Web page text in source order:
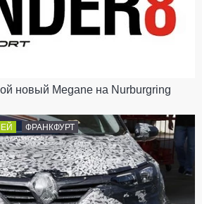
новый Megane на Nurburgring
ФРАНКФУРТ